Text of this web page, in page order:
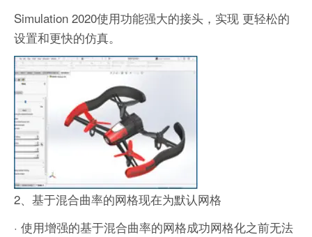
Simulation 2020使用功能强大的接头，实现 更轻松的
设置和更快的仿真。
2、基于混合曲率的网格现在为默认网格
· 使用增强的基于混合曲率的网格成功网格化之前无法